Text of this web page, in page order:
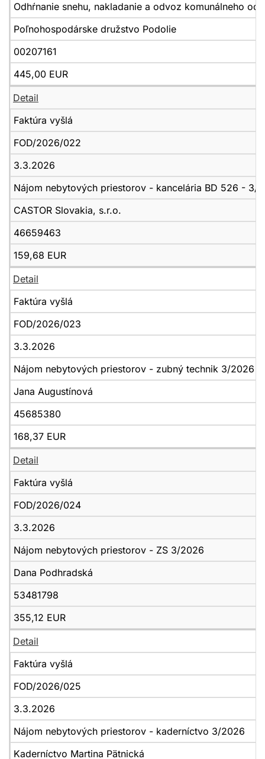
Odhŕnanie snehu, nakladanie a odvoz komunálneho
Poľnohospodárske družstvo Podolie
00207161
445,00 EUR
Detail
Faktúra vyšlá
FOD/2026/022
3.3.2026
Nájom nebytových priestorov - kancelária BD 526 - 3/
CASTOR Slovakia, s.r.o.
46659463
159,68 EUR
Detail
Faktúra vyšlá
FOD/2026/023
3.3.2026
Nájom nebytových priestorov - zubný technik 3/2026
Jana Augustínová
45685380
168,37 EUR
Detail
Faktúra vyšlá
FOD/2026/024
3.3.2026
Nájom nebytových priestorov - ZS 3/2026
Dana Podhradská
53481798
355,12 EUR
Detail
Faktúra vyšlá
FOD/2026/025
3.3.2026
Nájom nebytových priestorov - kaderníctvo 3/2026
Kaderníctvo Martina Pätnická